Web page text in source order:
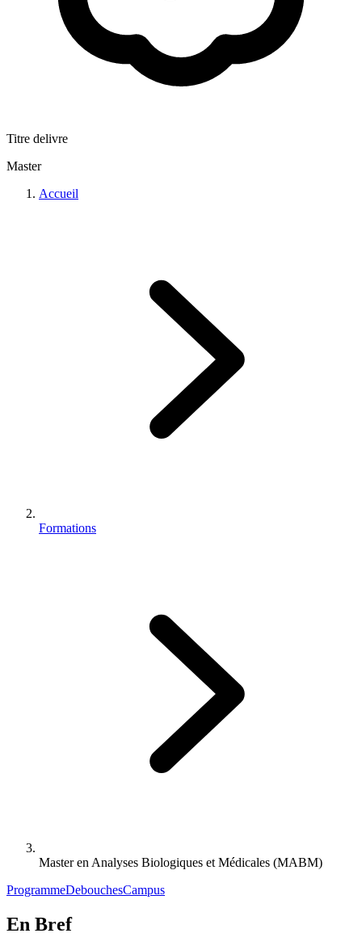
Titre delivre
Master
Accueil
Formations
Master en Analyses Biologiques et Médicales (MABM)
ProgrammeDebouchesCampus
En Bref